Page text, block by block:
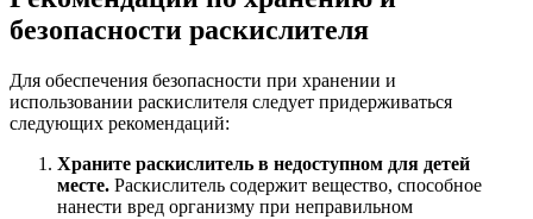
безопасности раскислителя
Для обеспечения безопасности при хранении и
использовании раскислителя следует придерживаться
следующих рекомендаций:
Храните раскислитель в недоступном для детей
месте. Раскислитель содержит вещество, способное
нанести вред организму при неправильном